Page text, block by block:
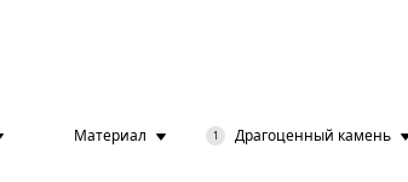
Материал 1 Драгоценный камень